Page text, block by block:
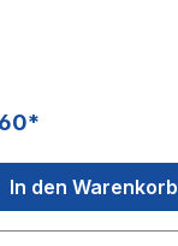
In den Warenkorb